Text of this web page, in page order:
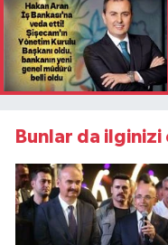
Bunlar da